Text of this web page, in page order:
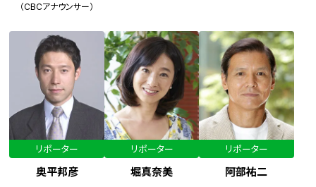
（CBCアナウンサー）
リポーター
奥平邦彦
リポーター
堀真奈美
リポーター
阿部祐二